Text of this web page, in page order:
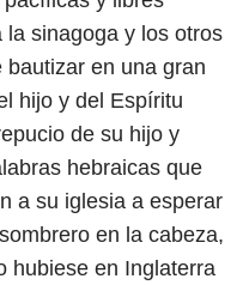
sinagoga y los otros
en una gran
hijo y del Espíritu
de su hijo y
hebraicas que
a su iglesia a esperar
en la cabeza,
hubiese en Inglaterra